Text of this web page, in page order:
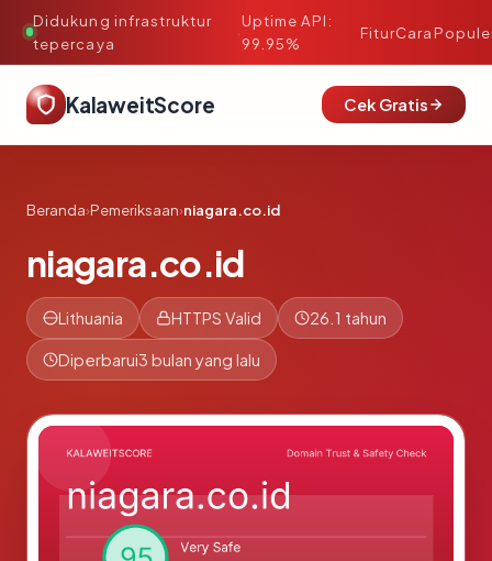
Didukung infrastruktur
tepercaya
·
Uptime API:
99.95%
FiturCara
KalaweitScore Cek Gratis
Beranda›Pemeriksaan›niagara.co.id
niagara.co.id
Lithuania HTTPS Valid 26.1 tahun
Diperbarui3 bulan yang lalu